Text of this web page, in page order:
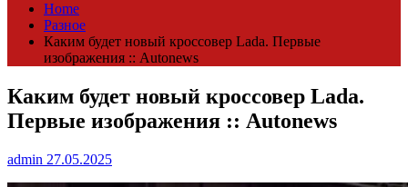
Home
Разное
Каким будет новый кроссовер Lada. Первые
изображения :: Autonews
Каким будет новый кроссовер Lada.
Первые изображения :: Autonews
admin 27.05.2025